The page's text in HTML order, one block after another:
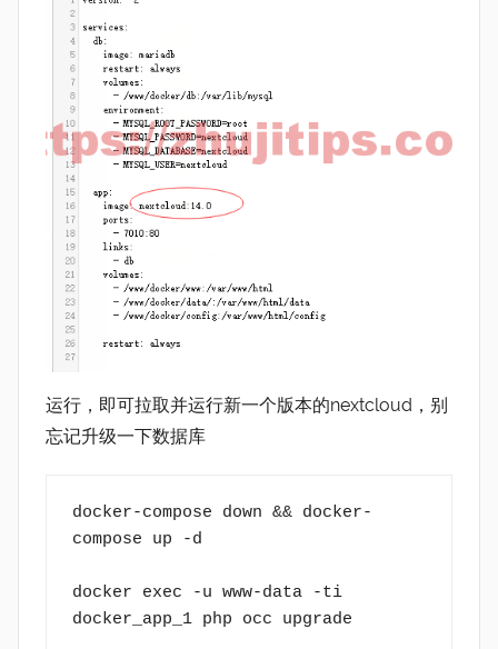
运行，即可拉取并运行新一个版本的nextcloud，别
忘记升级一下数据库
docker-compose down && docker-
compose up -d
docker exec -u www-data -ti
docker_app_1 php occ upgrade